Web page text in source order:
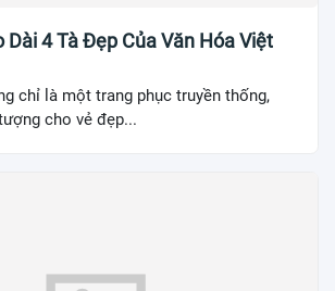
Dài 4 Tà Đẹp Của Văn Hóa Việt
chỉ là một trang phục truyền thống,
cho vẻ đẹp...